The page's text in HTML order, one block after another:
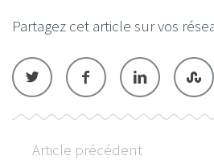
Partagez cet article sur vos
Article précédent